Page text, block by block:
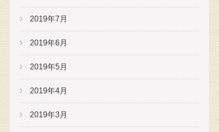
2019年7月
2019年6月
2019年5月
2019年4月
2019年3月